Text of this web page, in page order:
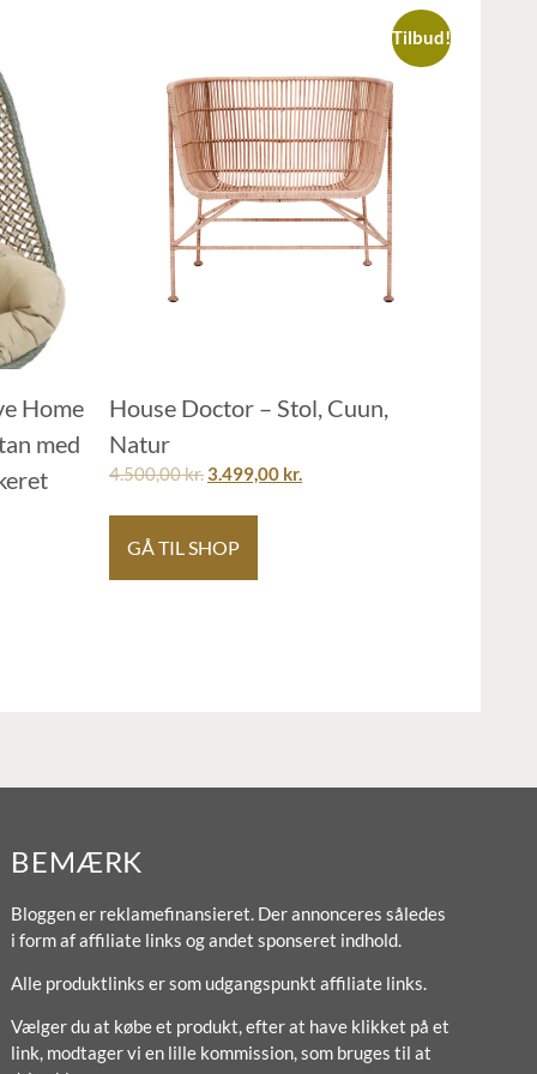
Home
med
Tilbud!
House Doctor – Stol, Cuun,
Natur
4.500,00kr.3.499,00 kr.
GÅ TIL SHOP
BEMÆRK
Bloggen er reklamefinansieret. Der annonceres således
i form af affiliate links og andet sponseret indhold.
Alle produktlinks er som udgangspunkt affiliate links.
Vælger du at købe et produkt, efter at have klikket på et
link, modtager vi en lille kommission, som bruges til at